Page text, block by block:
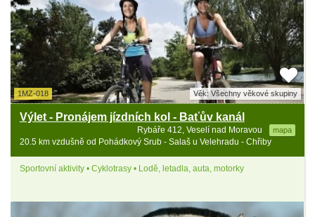
1MZ-018 Věk: Všechny věkové skupiny
Výlet - Pronájem jízdních kol - Baťův kanál
Rybáře 412, Veselí nad Moravou mapa
20.5 km vzdušně od Pohádkový Srub - Salaš u Velehradu - Chřiby
Sportovní aktivity • Cyklotrasy • Lodě, letadla, auta, motorky